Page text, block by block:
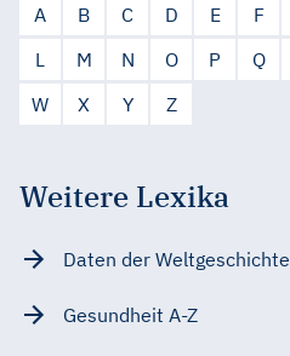
A B C D E F
L
M N O P Q
W
X Y Z
Weitere Lexika
Daten der Weltgeschichte
Gesundheit A-Z